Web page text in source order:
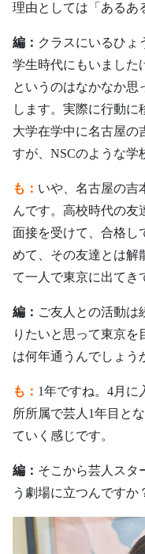
理由としては「あるあ
編： クラスにいるひょ
学生時代にもいました
というのはなかなか思
します。実際に行動に
大学在学中に名古屋の
すが、NSCのような学
も： いや、名古屋の吉
んです。高校時代の友
面接を受けて、合格し
めて、その友達とは解
て一人で東京に出てき
編： ご友人との活動は
りたいと思って東京を
は何年通うんでしょう
も： 1年ですね。4月に
所所属で芸人1年目と
ていく感じです。
編： そこから芸人スタ
う劇場に立つんですか